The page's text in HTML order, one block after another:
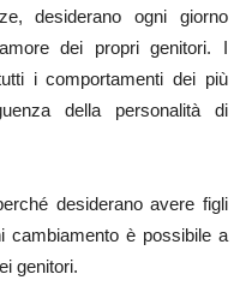
desiderano ogni giorno
dei propri genitori. I
i comportamenti dei più
della personalità di
desiderano avere figli
cambiamento è possibile a
genitori.